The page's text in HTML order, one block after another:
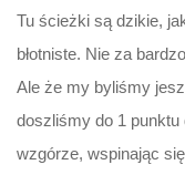
Tu ścieżki są dzikie,
błotniste. Nie za
Ale że my byliśmy
doszliśmy do 1 punktu
wzgórze, wspinając